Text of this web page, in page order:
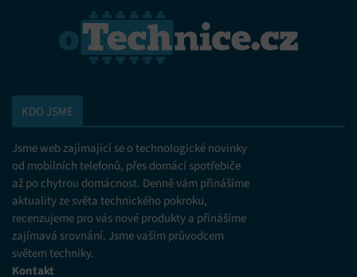
KDO JSME
Jsme web zajímající se o technologické novinky
od mobilních telefonů, přes domácí spotřebiče
až po chytrou domácnost. Denně vám přinášíme
aktuality ze světa technického pokroku,
recenzujeme pro vás nové produkty a přinášíme
zajímavá srovnání. Jsme vaším průvodcem
světem techniky.
Kontakt